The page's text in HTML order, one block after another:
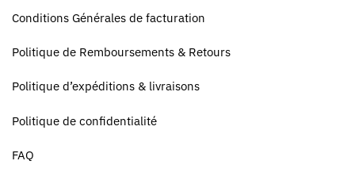
Conditions Générales de facturation
Politique de Remboursements & Retours
Politique d’expéditions & livraisons
Politique de confidentialité
FAQ